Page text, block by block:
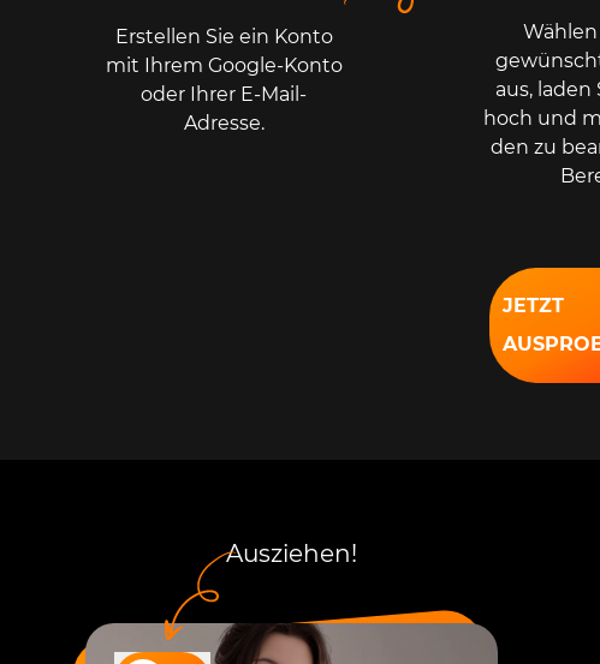
Erstellen Sie ein Konto
mit Ihrem Google-Konto
oder Ihrer E-Mail-
Adresse.
aus, laden
hoch und
den zu
JETZT
Ausziehen!